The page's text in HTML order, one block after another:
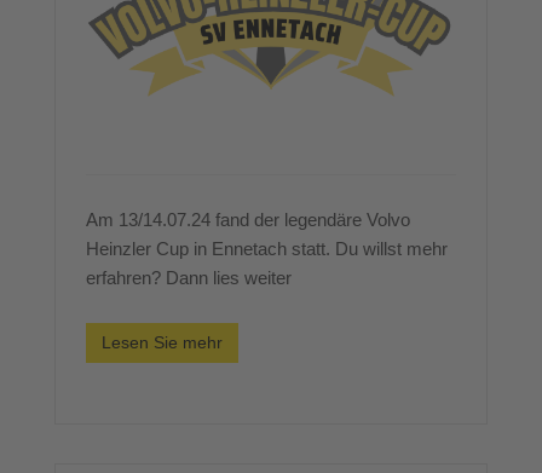
Am 13/14.07.24 fand der legendäre Volvo
Heinzler Cup in Ennetach statt. Du willst mehr
erfahren? Dann lies weiter
Lesen Sie mehr